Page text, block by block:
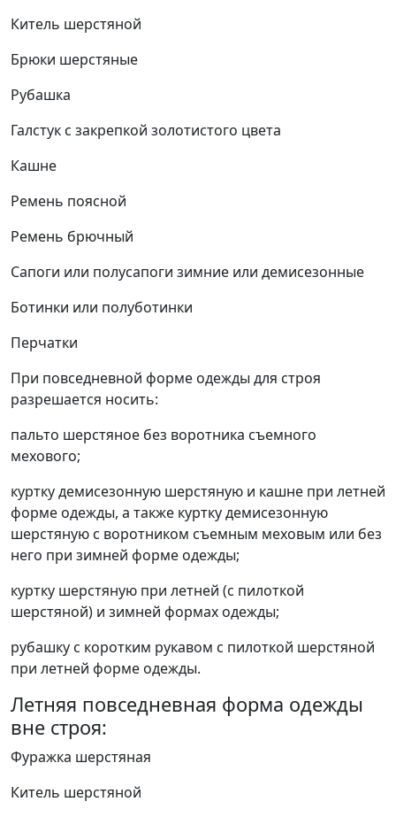
Китель шерстяной
Брюки шерстяные
Рубашка
Галстук с закрепкой золотистого цвета
Кашне
Ремень поясной
Ремень брючный
Сапоги или полусапоги зимние или демисезонные
Ботинки или полуботинки
Перчатки
При повседневной форме одежды для строя
разрешается носить:
пальто шерстяное без воротника съемного
мехового;
куртку демисезонную шерстяную и кашне при летней
форме одежды, а также куртку демисезонную
шерстяную с воротником съемным меховым или без
него при зимней форме одежды;
куртку шерстяную при летней (с пилоткой
шерстяной) и зимней формах одежды;
рубашку с коротким рукавом с пилоткой шерстяной
при летней форме одежды.
Летняя повседневная форма одежды
вне строя:
Фуражка шерстяная
Китель шерстяной